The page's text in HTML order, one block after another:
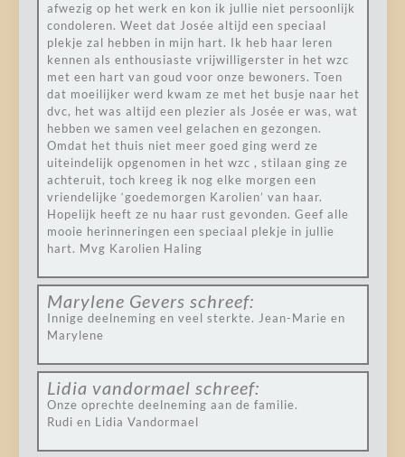
afwezig op het werk en kon ik jullie niet persoonlijk
condoleren. Weet dat Josée altijd een speciaal
plekje zal hebben in mijn hart. Ik heb haar leren
kennen als enthousiaste vrijwilligerster in het wzc
met een hart van goud voor onze bewoners. Toen
dat moeilijker werd kwam ze met het busje naar het
dvc, het was altijd een plezier als Josée er was, wat
hebben we samen veel gelachen en gezongen.
Omdat het thuis niet meer goed ging werd ze
uiteindelijk opgenomen in het wzc , stilaan ging ze
achteruit, toch kreeg ik nog elke morgen een
vriendelijke ‘goedemorgen Karolien’ van haar.
Hopelijk heeft ze nu haar rust gevonden. Geef alle
mooie herinneringen een speciaal plekje in jullie
hart. Mvg Karolien Haling
Marylene Gevers schreef:
Innige deelneming en veel sterkte. Jean-Marie en
Marylene
Lidia vandormael schreef:
Onze oprechte deelneming aan de familie.
Rudi en Lidia Vandormael